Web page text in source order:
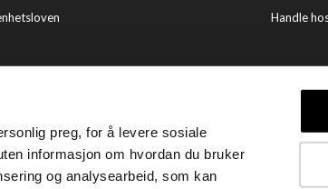
preg, for å levere sosiale
informasjon om hvordan du bruker
og analysearbeid, som kan
Handle
© Tendenz Hårpleie AS (org. nr.